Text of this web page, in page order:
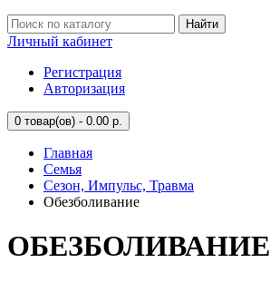
Найти
Личный кабинет
Регистрация
Авторизация
0 товар(ов) - 0.00 р.
Главная
Семья
Сезон, Импульс, Травма
Обезболивание
ОБЕЗБОЛИВАНИЕ